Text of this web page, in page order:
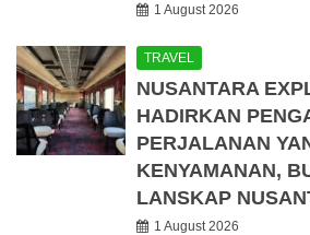
1 August 2026
TRAVEL
NUSANTARA
HADIRKAN
PERJALANAN
KENYAMANAN,
LANSKAP
1 August 2026